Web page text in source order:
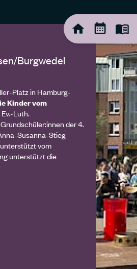
Burgwedel
Platz in Hamburg-
Kinder vom
Luth.
der 4.
Susanna-Stieg
vom
unterstützt die